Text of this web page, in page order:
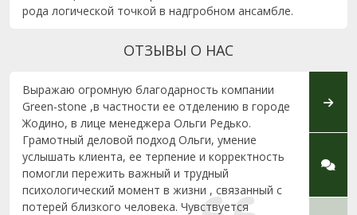
рода логической точкой в надгробном ансамбле.
ОТЗЫВЫ О НАС
Выражаю огромную благодарность компании
Green-stone ,в частности ее отделению в городе
Жодино, в лице менеджера Ольги Редько.
Грамотный деловой подход Ольги, умение
услышать клиента, ее терпение и корректность
помогли пережить важный и трудный
психологический момент в жизни , связанный с
потерей близкого человека. Чувствуется
отца
Могу